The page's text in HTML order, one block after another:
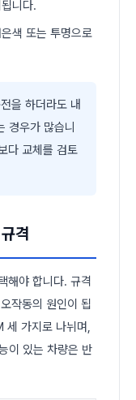
니다.
색 또는 투명으로
을 하더라도 내
경우가 많습니
다 교체를 검토
격
해야 합니다. 규격
작동의 원인이 됩
가지로 나뉘며,
이 있는 차량은 반